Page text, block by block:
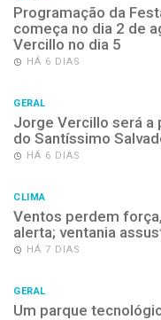
Programação da
começa no dia 2 de
Vercillo no dia 5
HÁ 6 DIAS
GERAL
Jorge Vercillo será a
do Santíssimo
HÁ 6 DIAS
CLIMA
Ventos perdem
alerta; ventania
HÁ 7 DIAS
GERAL
Um parque